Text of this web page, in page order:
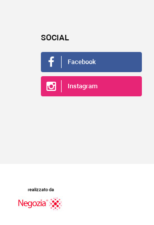
SOCIAL
Facebook
Instagram
realizzato da